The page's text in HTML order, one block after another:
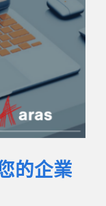
的企業